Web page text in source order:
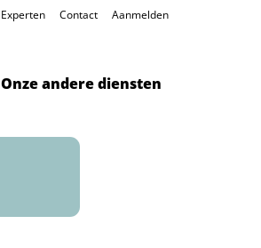
Onze andere diensten
Experten Contact Aanmelden